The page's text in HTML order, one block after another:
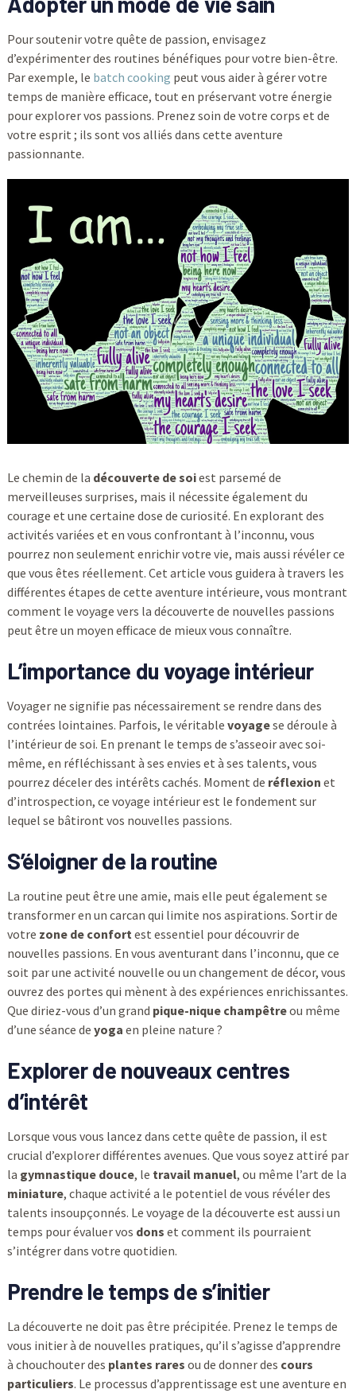
Pour soutenir votre quête de passion, envisagez
d’expérimenter des routines bénéfiques pour votre bien-être.
Par exemple, le batch cooking peut vous aider à gérer votre
temps de manière efficace, tout en préservant votre énergie
pour explorer vos passions. Prenez soin de votre corps et de
votre esprit ; ils sont vos alliés dans cette aventure
passionnante.
Le chemin de la découverte de soiest parsemé de
merveilleuses surprises, mais il nécessite également du
courage et une certaine dose de curiosité. En explorant des
activités variées et en vous confrontant à l’inconnu, vous
pourrez non seulement enrichir votre vie, mais aussi révéler ce
que vous êtes réellement. Cet article vous guidera à travers les
différentes étapes de cette aventure intérieure, vous montrant
comment le voyage vers la découverte de nouvelles passions
peut être un moyen efficace de mieux vous connaître.
L’importance du voyage intérieur
Voyager ne signifie pas nécessairement se rendre dans des
contrées lointaines. Parfois, le véritable voyagese déroule à
l’intérieur de soi. En prenant le temps de s’asseoir avec soi-
même, en réfléchissant à ses envies et à ses talents, vous
pourrez déceler des intérêts cachés. Moment de réflexion et
d’introspection, ce voyage intérieur est le fondement sur
lequel se bâtiront vos nouvelles passions.
S’éloigner de la routine
La routine peut être une amie, mais elle peut également se
transformer en un carcan qui limite nos aspirations. Sortir de
votre zone de confort est essentiel pour découvrir de
nouvelles passions. En vous aventurant dans l’inconnu, que ce
soit par une activité nouvelle ou un changement de décor, vous
ouvrez des portes qui mènent à des expériences enrichissantes.
Que diriez-vous d’un grand pique-nique champêtreou même
d’une séance de yoga en pleine nature ?
Explorer de nouveaux centres
d’intérêt
Lorsque vous vous lancez dans cette quête de passion, il est
crucial d’explorer différentes avenues. Que vous soyez attiré par
la gymnastique douce, le travail manuel, ou même l’art de la
miniature, chaque activité a le potentiel de vous révéler des
talents insoupçonnés. Le voyage de la découverte est aussi un
temps pour évaluer vos dons et comment ils pourraient
s’intégrer dans votre quotidien.
Prendre le temps de s’initier
La découverte ne doit pas être précipitée. Prenez le temps de
vous initier à de nouvelles pratiques, qu’il s’agisse d’apprendre
à chouchouter des plantes rares ou de donner des cours
particuliers. Le processus d’apprentissage est une aventure en